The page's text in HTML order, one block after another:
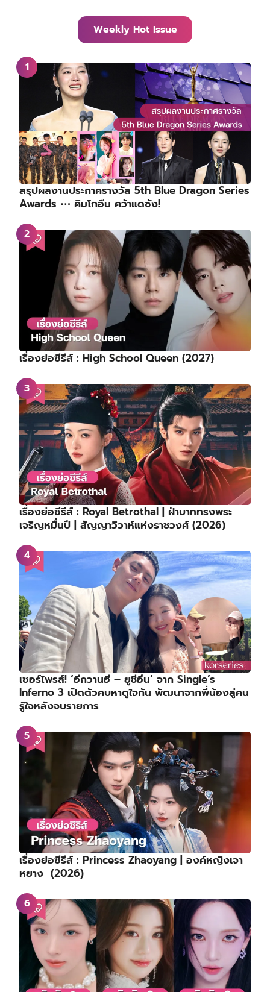
Weekly Hot Issue
สรุปผลงานประกาศรางวัล 5th Blue Dragon Series
Awards ⋯ คิมโกอึน คว้าแดซัง!
เรื่องย่อซีรีส์ : High School Queen (2027)
เรื่องย่อซีรีส์ : Royal Betrothal | ฝ่าบาททรงพระ
เจริญหมื่นปี | สัญญาวิวาห์แห่งราชวงศ์ (2026)
เซอร์ไพรส์! ‘อีกวานฮี – ยูชีอึน’ จาก Single’s
Inferno 3 เปิดตัวคบหาดูใจกัน พัฒนาจากพี่น้องสู่คน
รู้ใจหลังจบรายการ
เรื่องย่อซีรีส์ : Princess Zhaoyang | องค์หญิงเจา
หยาง (2026)